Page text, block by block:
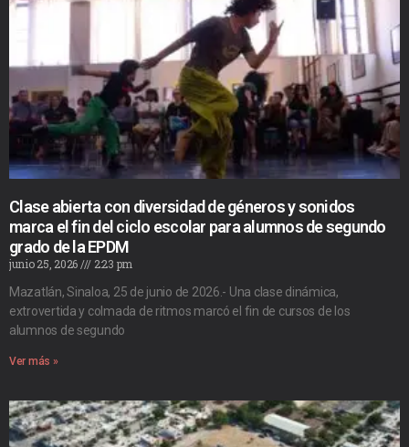
Clase abierta con diversidad de géneros y sonidos
marca el fin del ciclo escolar para alumnos de segundo
grado de la EPDM
junio 25, 2026
2:23 pm
Mazatlán, Sinaloa, 25 de junio de 2026.- Una clase dinámica,
extrovertida y colmada de ritmos marcó el fin de cursos de los
alumnos de segundo
Ver más »